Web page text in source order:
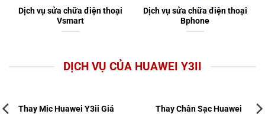
Dịch vụ sửa chữa điện thoại
Vsmart
Dịch vụ sửa chữa điện thoại
Bphone
DỊCH VỤ CỦA HUAWEI Y3II
Thay Mic Huawei Y3ii Giá Thay Chân Sạc Huawei